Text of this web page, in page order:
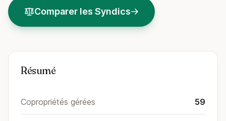
Comparer les Syndics
Résumé
Copropriétés gérées 59